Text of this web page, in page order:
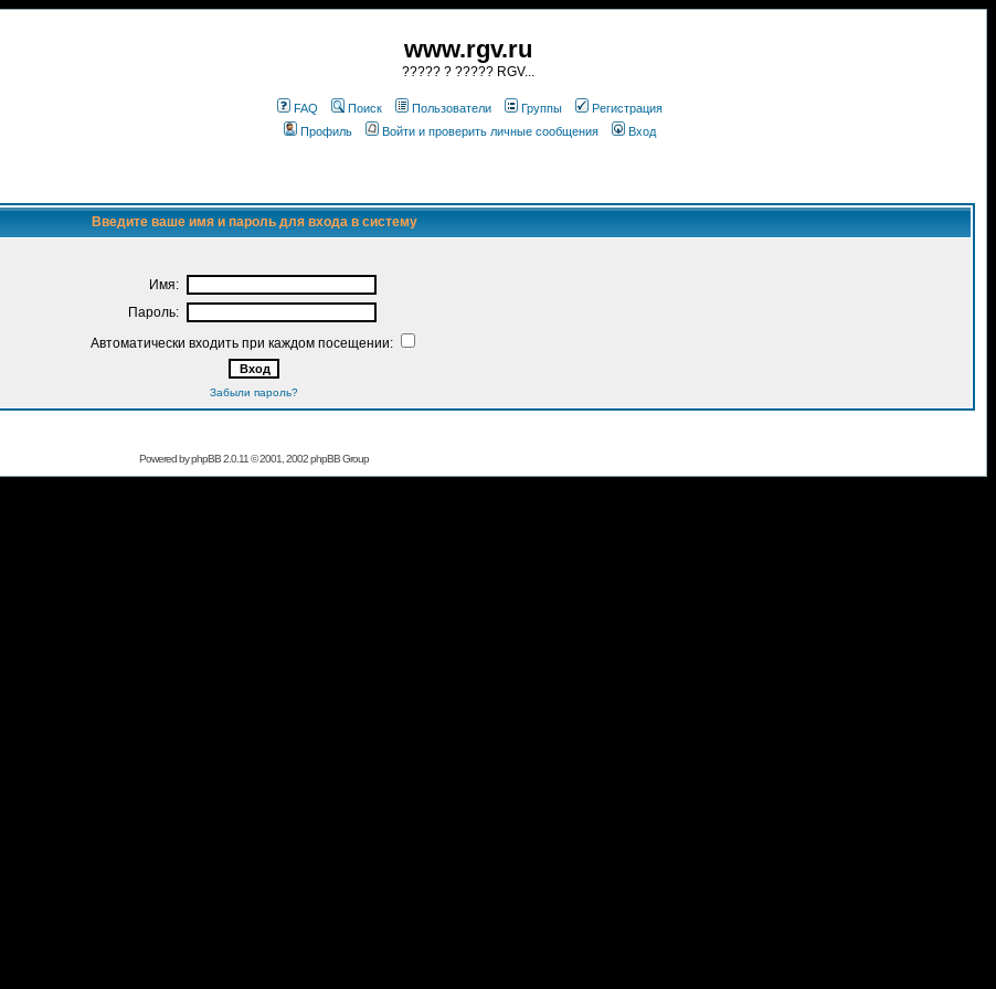
www.rgv.ru
????? ? ????? RGV...
FAQ Поиск Пользователи Группы
Регистрация
Профиль
Войти и проверить личные сообщения Вход
Введите ваше имя и пароль для входа в систему
Имя:
Пароль:
Автоматически входить при каждом посещении:
Забыли пароль?
Powered byphpBB2.0.11 © 2001, 2002 phpBB Group